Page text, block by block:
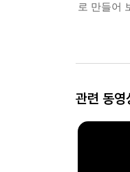
로 만들어
관련 동영